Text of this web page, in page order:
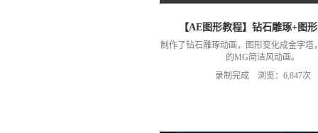
【AE图形教程】钻石雕琢+图
制作了钻石雕琢动画，图形变化成金字塔
的MG简洁风动画。
录制完成 浏览：6,847次